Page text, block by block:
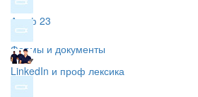
Алеф 23
Формы и документы
LinkedIn и проф лексика